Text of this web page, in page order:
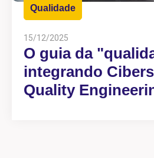
Qualidade
15/12/2025
O guia da
integrando
Quality